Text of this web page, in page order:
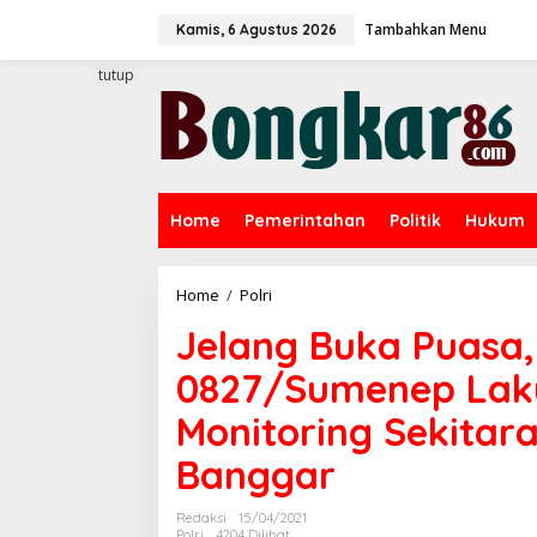
Kamis, 6 Agustus 2026 Tambahkan Menu
Home Pemerintahan Politik Hukum
tutup
Home / Polri
a
n
g
B
u
k
a
P
u
Jelang Buka
0827/Sumenep
Monitoring
Banggar
Redaksi
15/04/2021